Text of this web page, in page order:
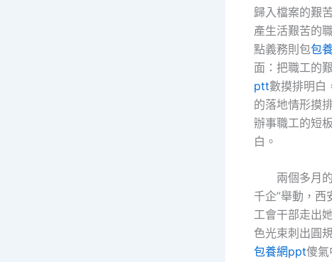
歸入檔案的艱
產生活艱苦的
點義務則包包
面：把職工的
ptt數摸排明白
的落地情形摸
辦事職工的短
白。
兩個多月
千企”舉動，西
工會干部走出
色光束刺出圓
包養網ppt傻氣